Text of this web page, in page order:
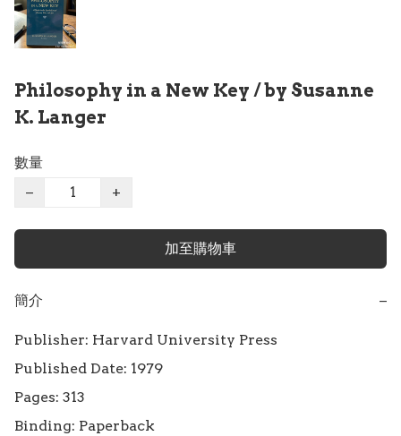
Philosophy in a New Key / by Susanne
K. Langer
數量
−
+
加至購物車
簡介 −
Publisher: Harvard University Press
Published Date: 1979
Pages: 313
Binding: Paperback